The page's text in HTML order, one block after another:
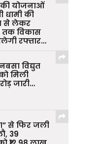
की योजनाओं
धामी की
से लेकर
विकास
रफ्तार…
विद्युत
मिली
जारी…
से फिर जली
39